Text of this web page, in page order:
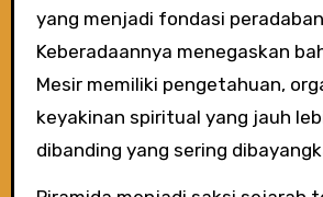
yang menjadi fondasi
Keberadaannya menegaskan
Mesir memiliki pengetahuan,
keyakinan spiritual yang jauh
dibanding yang sering